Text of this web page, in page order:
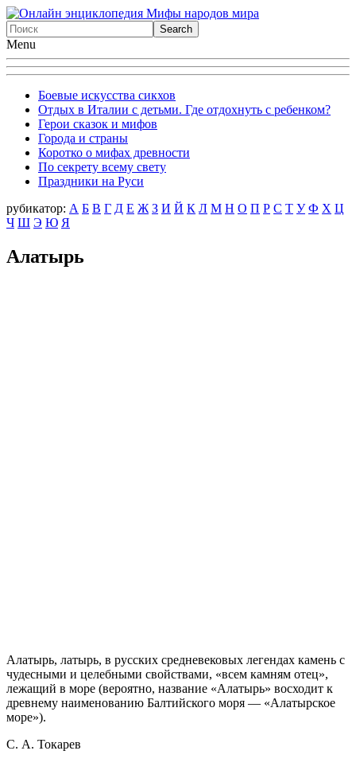
Menu
Боевые искусства сикхов
Отдых в Италии с детьми. Где отдохнуть с ребенком?
Герои сказок и мифов
Города и страны
Коротко о мифах древности
По секрету всему свету
Праздники на Руси
рубикатор: А Б В Г Д Е Ж З И Й К Л М Н О П Р С Т У Ф X Ц
Ч Ш Э Ю Я
Алатырь
Алатырь, латырь, в русских средневековых легендах камень с
чудесными и целебными свойствами, «всем камням отец»,
лежащий в море (вероятно, название «Алатырь» восходит к
древнему наименованию Балтийского моря — «Алатырское
море»).
С. А. Токарев